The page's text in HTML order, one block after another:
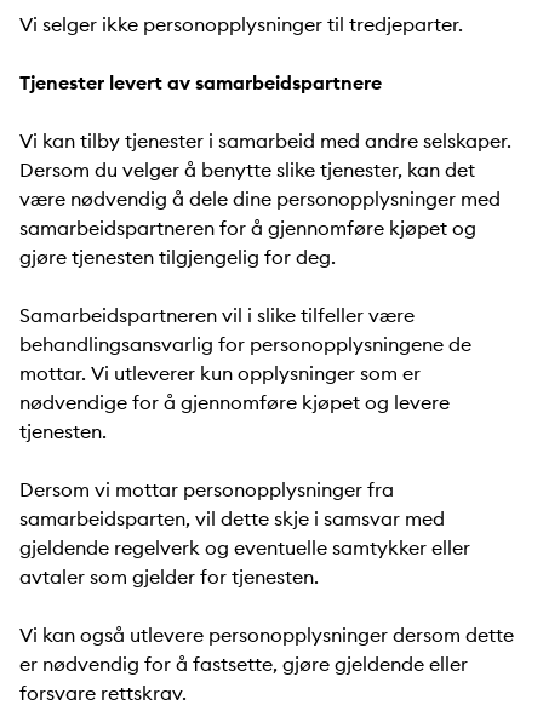
Vi selger ikke personopplysninger til tredjeparter.
Tjenester levert av samarbeidspartnere
Vi kan tilby tjenester i samarbeid med andre selskaper.
Dersom du velger å benytte slike tjenester, kan det
være nødvendig å dele dine personopplysninger med
samarbeidspartneren for å gjennomføre kjøpet og
gjøre tjenesten tilgjengelig for deg.
Samarbeidspartneren vil i slike tilfeller være
behandlingsansvarlig for personopplysningene de
mottar. Vi utleverer kun opplysninger som er
nødvendige for å gjennomføre kjøpet og levere
tjenesten.
Dersom vi mottar personopplysninger fra
samarbeidsparten, vil dette skje i samsvar med
gjeldende regelverk og eventuelle samtykker eller
avtaler som gjelder for tjenesten.
Vi kan også utlevere personopplysninger dersom dette
er nødvendig for å fastsette, gjøre gjeldende eller
forsvare rettskrav.